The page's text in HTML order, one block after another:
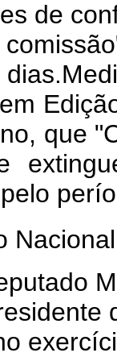
de
que